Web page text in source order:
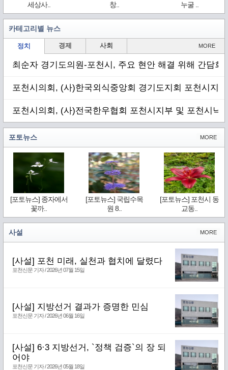
세상사..
창..
누굴 ..
카테고리별 뉴스
정치 경제 사회 MORE
최순자 경기도의원-포천시, 주요 현안 해결 위해 간담회
포천시의회, (사)한국외식중앙회 경기도지회 포천시지
포천시의회, (사)전국한우협회 포천시지부 및 포천시낙
MORE
포토뉴스
[포토뉴스] 종자에서
꽃까..
[포토뉴스] 국립수목
원 8..
[포토뉴스] 포천시 동
교동..
MORE
사설
[사설] 포천 미래, 실천과 협치에 달렸다
포천신문 기자 / 2026년 07월 15일
[사설] 지방선거 결과가 증명한 민심
포천신문 기자 / 2026년 06월 16일
[사설] 6·3 지방선거, `정책 검증`의 장 되
어야
포천신문 기자 / 2026년 05월 18일